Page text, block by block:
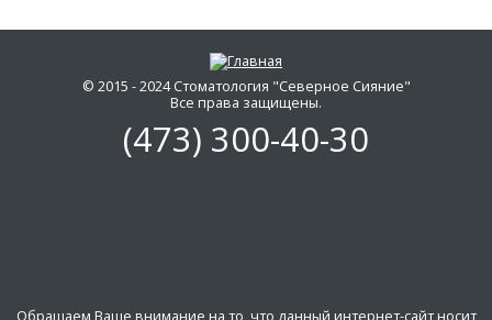
© 2015 - 2024 Стоматология "Северное Сияние"
Все права защищены.
(473) 300-40-30